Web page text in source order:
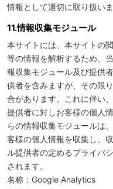
情報として適切に取り扱いま
11.情報収集モジュール
本サイトには、本サイトの
等の情報を解析するため、
報収集モジュール及び提供
供者を含みますが、その限
合があります。これに伴い
提供者に対しお客様の個人
らの情報収集モジュールは
客様の個人情報を収集し、
ル提供者の定めるプライバ
されます。
名称：Google Analytics